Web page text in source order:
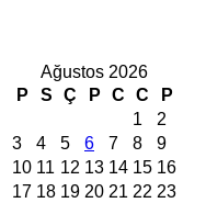
Ağustos 2026
P
S Ç P C C
P
1
2
3
4 5 6 7 8
9
10 11 12 13 14 15 16
17 18 19 20 21 22 23